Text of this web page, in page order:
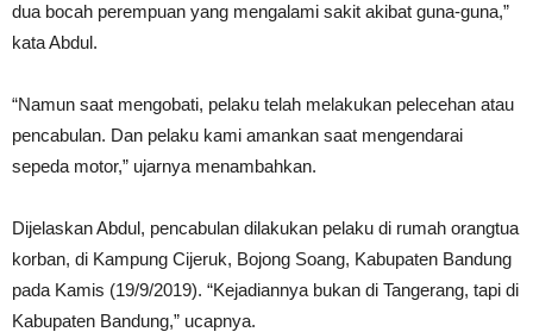
dua bocah perempuan yang mengalami sakit akibat guna-guna,”
kata Abdul.
“Namun saat mengobati, pelaku telah melakukan pelecehan atau
pencabulan. Dan pelaku kami amankan saat mengendarai
sepeda motor,” ujarnya menambahkan.
Dijelaskan Abdul, pencabulan dilakukan pelaku di rumah orangtua
korban, di Kampung Cijeruk, Bojong Soang, Kabupaten Bandung
pada Kamis (19/9/2019). “Kejadiannya bukan di Tangerang, tapi di
Kabupaten Bandung,” ucapnya.